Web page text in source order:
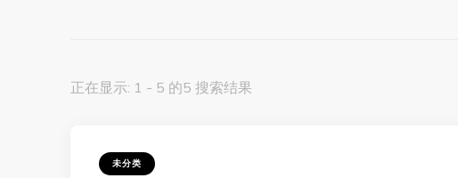
正在显示: 1 - 5 的5 搜索结果
未分类